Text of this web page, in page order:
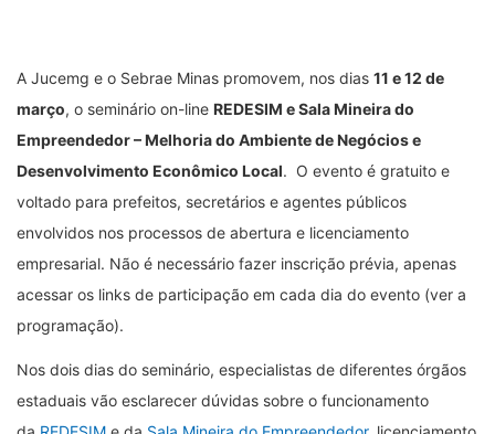
A Jucemg e o Sebrae Minas promovem, nos dias 11 e 12 de
março, o seminário on-line REDESIM e Sala Mineira do
Empreendedor – Melhoria do Ambiente de Negócios e
Desenvolvimento Econômico Local. O evento é gratuito e
voltado para prefeitos, secretários e agentes públicos
envolvidos nos processos de abertura e licenciamento
empresarial. Não é necessário fazer inscrição prévia, apenas
acessar os links de participação em cada dia do evento (ver a
programação).
Nos dois dias do seminário, especialistas de diferentes órgãos
estaduais vão esclarecer dúvidas sobre o funcionamento